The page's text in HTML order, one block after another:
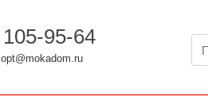
105-95-64
opt@mokadom.ru